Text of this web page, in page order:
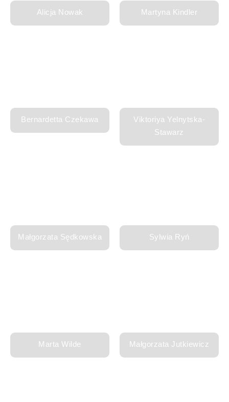
Alicja Nowak Martyna Kindler
Bernardetta Czekawa
Viktoriya Yelnytska-
Stawarz
Małgorzata Sędkowska Sylwia Ryń
Marta Wilde Małgorzata Jutkiewicz